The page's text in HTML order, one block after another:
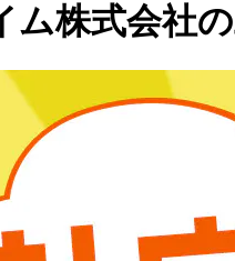
ム株式会社